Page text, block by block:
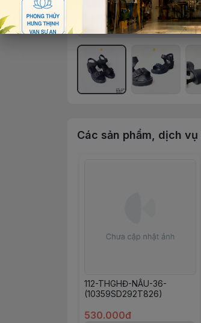
Các sản phẩm, dịch vụ
112-THGHĐ-NÂU-36-
(10359SD292T826)
530.000đ